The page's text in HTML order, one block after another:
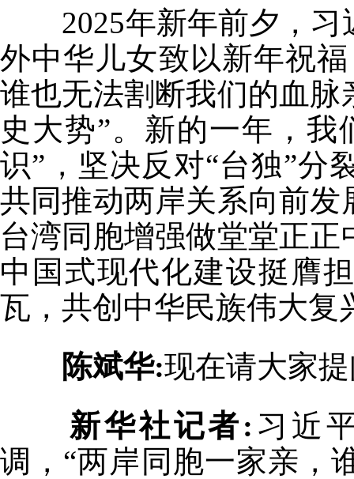
2025年新年前夕，习
外中华儿女致以新年祝
谁也无法割断我们的血
史大势”。新的一年，
识”，坚决反对“台独”分
共同推动两岸关系向前
台湾同胞增强做堂堂正
中国式现代化建设挺膺
瓦，共创中华民族伟大复
陈斌华:现在请大家
新华社记者: 习近
调，“两岸同胞一家亲，